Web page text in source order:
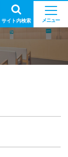
サイト内検索